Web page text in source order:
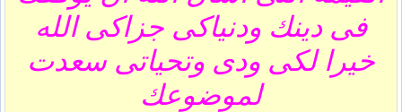
فى دينك ودنياكى جزاكى الله
خيرا لكى ودى وتحياتى سعدت
لموضوعك